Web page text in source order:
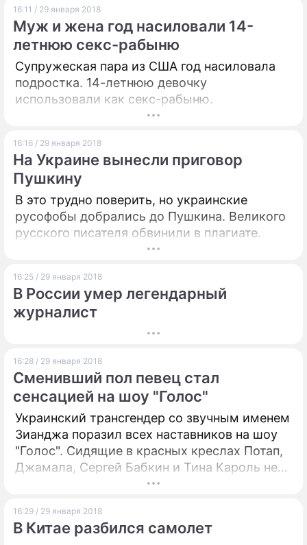
не только спортсмены, но и спортивные
чиновники самого высокого ранга.
16:11 / 29 января 2018
Муж и жена год насиловали 14-
летнюю секс-рабыню
Супружеская пара из США год насиловала
подростка. 14-летнюю девочку
использовали как секс-рабыню.
16:16 / 29 января 2018
На Украине вынесли приговор
Пушкину
В это трудно поверить, но украинские
русофобы добрались до Пушкина. Великого
русского писателя обвинили в плагиате.
16:25 / 29 января 2018
В России умер легендарный
журналист
16:28 / 29 января 2018
Сменивший пол певец стал
сенсацией на шоу "Голос"
Украинский трансгендер со звучным именем
Зианджа поразил всех наставников на шоу
"Голос". Сидящие в красных креслах Потап,
Джамала, Сергей Бабкин и Тина Кароль не
остались равнодушными к эмоциональному
16:29 / 29 января 2018
В Китае разбился самолет